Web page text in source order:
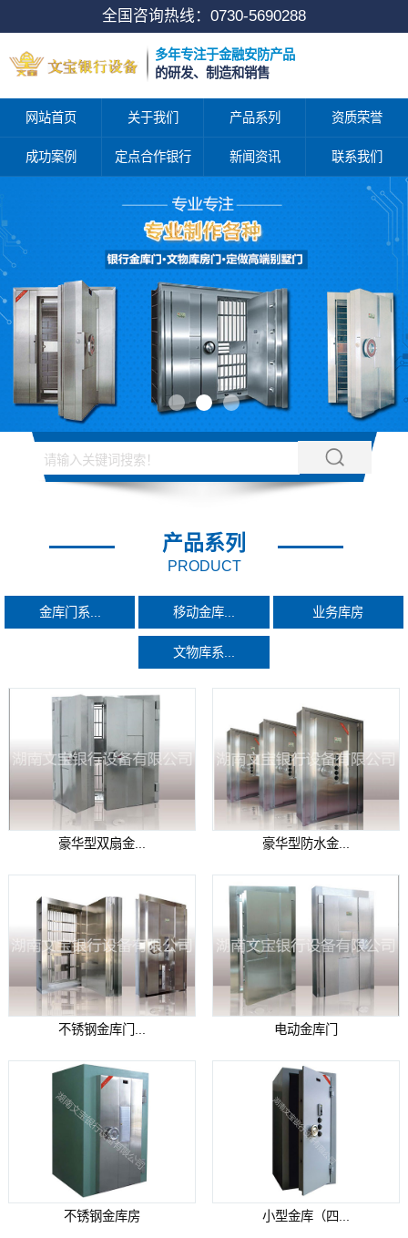
全国咨询热线： 0730-5690288
多年专注于金融安防产品
的研发、制造和销售
网站首页 关于我们 产品系列 资质荣誉
成功案例 定点合作银行 新闻资讯 联系我们
产品系列
PRODUCT
金库门系... 移动金库... 业务库房
文物库系...
豪华型双扇金... 豪华型防水金...
不锈钢金库门... 电动金库门
不锈钢金库房 小型金库（四...